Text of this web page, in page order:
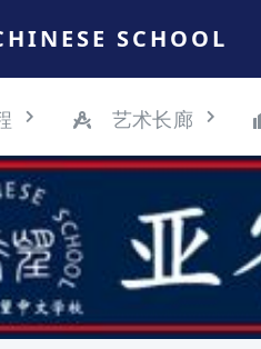
SCHOOL
艺术长廊